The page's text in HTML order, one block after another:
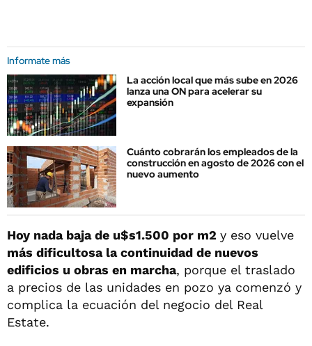
Informate más
La acción local que más sube en 2026
lanza una ON para acelerar su
expansión
Cuánto cobrarán los empleados de la
construcción en agosto de 2026 con el
nuevo aumento
Hoy nada baja de u$s1.500 por m2 y eso vuelve
más dificultosa la continuidad de nuevos
edificios u obras en marcha, porque el traslado
a precios de las unidades en pozo ya comenzó y
complica la ecuación del negocio del Real
Estate.